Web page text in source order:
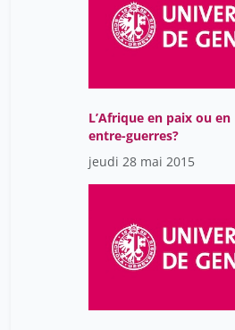
L’Afrique en paix ou en
entre-guerres?
jeudi 28 mai 2015